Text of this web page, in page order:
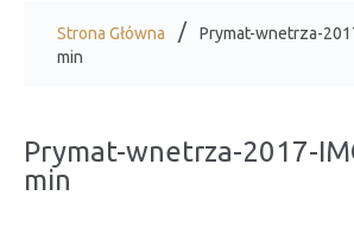
Strona Główna
Prymat-wnetrza-
min
Prymat-wnetrza-2017-
min